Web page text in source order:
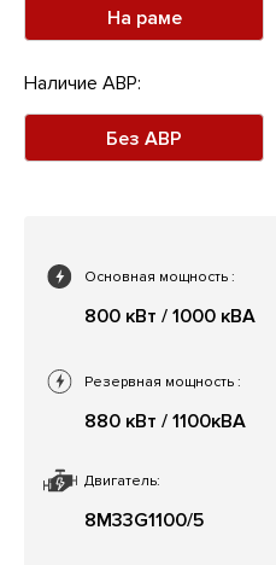
На раме
Наличие АВР:
Без АВР
Основная мощность :
800 кВт / 1000 кВА
Двигатель:
8M33G1100/5
Резервная мощность :
880 кВт / 1100кВА